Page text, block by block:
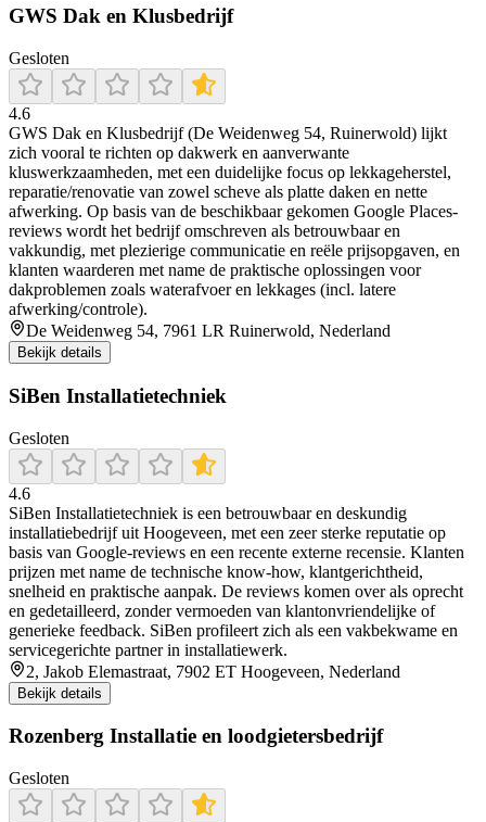
GWS Dak en Klusbedrijf
Gesloten
4.6
GWS Dak en Klusbedrijf (De Weidenweg 54, Ruinerwold) lijkt
zich vooral te richten op dakwerk en aanverwante
kluswerkzaamheden, met een duidelijke focus op lekkageherstel,
reparatie/renovatie van zowel scheve als platte daken en nette
afwerking. Op basis van de beschikbaar gekomen Google Places-
reviews wordt het bedrijf omschreven als betrouwbaar en
vakkundig, met plezierige communicatie en reële prijsopgaven, en
klanten waarderen met name de praktische oplossingen voor
dakproblemen zoals waterafvoer en lekkages (incl. latere
afwerking/controle).
De Weidenweg 54, 7961 LR Ruinerwold, Nederland
Bekijk details
SiBen Installatietechniek
Gesloten
4.6
SiBen Installatietechniek is een betrouwbaar en deskundig
installatiebedrijf uit Hoogeveen, met een zeer sterke reputatie op
basis van Google-reviews en een recente externe recensie. Klanten
prijzen met name de technische know-how, klantgerichtheid,
snelheid en praktische aanpak. De reviews komen over als oprecht
en gedetailleerd, zonder vermoeden van klantonvriendelijke of
generieke feedback. SiBen profileert zich als een vakbekwame en
servicegerichte partner in installatiewerk.
2, Jakob Elemastraat, 7902 ET Hoogeveen, Nederland
Bekijk details
Rozenberg Installatie en loodgietersbedrijf
Gesloten